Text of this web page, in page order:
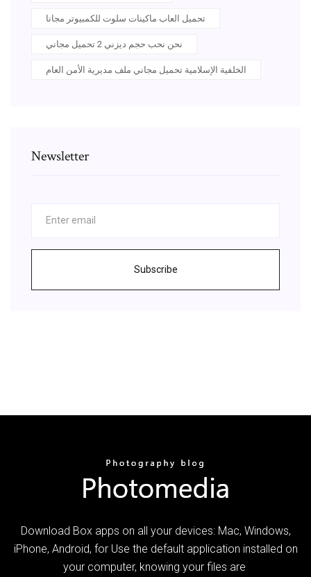
تحميل العاب ماكينات سلوت للكمبيوتر مجانا
نحن نحب حجم ديزني 2 تحميل مجاني
الخلفية الإسلامية تحميل مجاني ملف مديرية الأمن العام
Newsletter
Subscribe
Download Box apps on all your devices: Mac, Windows,
iPhone, Android, for Use the default application installed on
your computer, knowing your files are